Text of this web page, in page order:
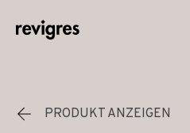
Zum Hauptinhalt springen
PRODUKT ANZEIGEN